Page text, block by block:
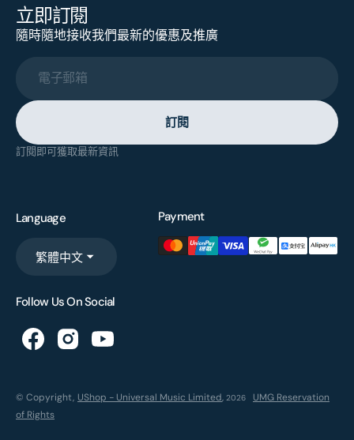
立即訂閱
隨時隨地接收我們最新的優惠及推廣
電子郵箱
訂閱
訂閱即可獲取最新資訊
Language
繁體中文
Payment
Follow Us On Social
© Copyright, UShop - Universal Music Limited, 2026
UMG Reservation
of Rights